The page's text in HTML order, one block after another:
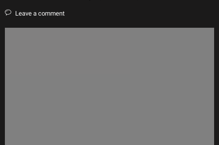
Leave a comment